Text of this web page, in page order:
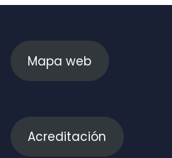
Mapa web
Acreditación